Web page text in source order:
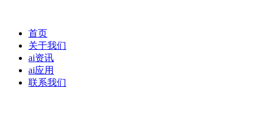
首页
关于我们
ai资讯
ai应用
联系我们